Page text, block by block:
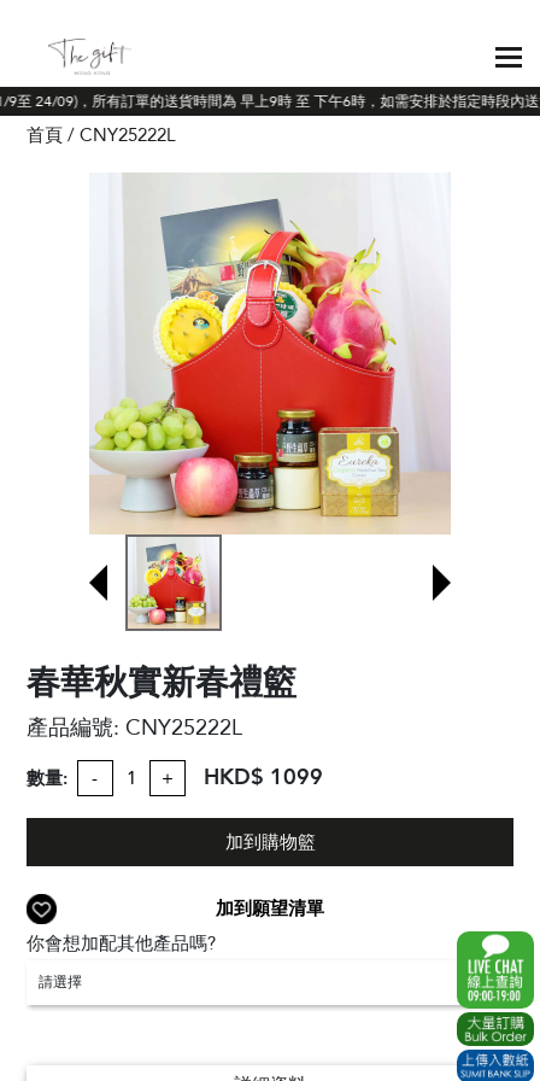
24/09)，所有訂單的送貨時間為 早上9時 至 下午6時，如需安排於指定時段內送
首頁 CNY25222L
春華秋實新春禮籃
產品編號:CNY25222L
數量: - + HKD$ 1099
加到購物籃
加到願望清單
你會想加配其他產品嗎?
請選擇